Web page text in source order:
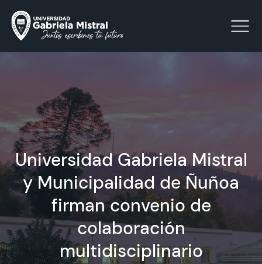
La Universidad
Facultades y Escuelas
Vinculación con el Medio
Investigación
Acreditación
Universidad Gabriela Mistral
y Municipalidad de Ñuñoa
firman convenio de
colaboración
multidisciplinario